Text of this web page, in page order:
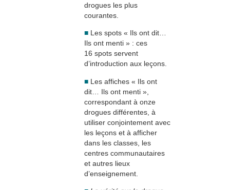
drogues les plus
courantes.
■ Les spots « Ils ont dit…
Ils ont menti » : ces
16 spots servent
d’introduction aux leçons.
■ Les affiches « Ils ont
dit… Ils ont menti »,
correspondant à onze
drogues différentes, à
utiliser conjointement avec
les leçons et à afficher
dans les classes, les
centres communautaires
et autres lieux
d’enseignement.